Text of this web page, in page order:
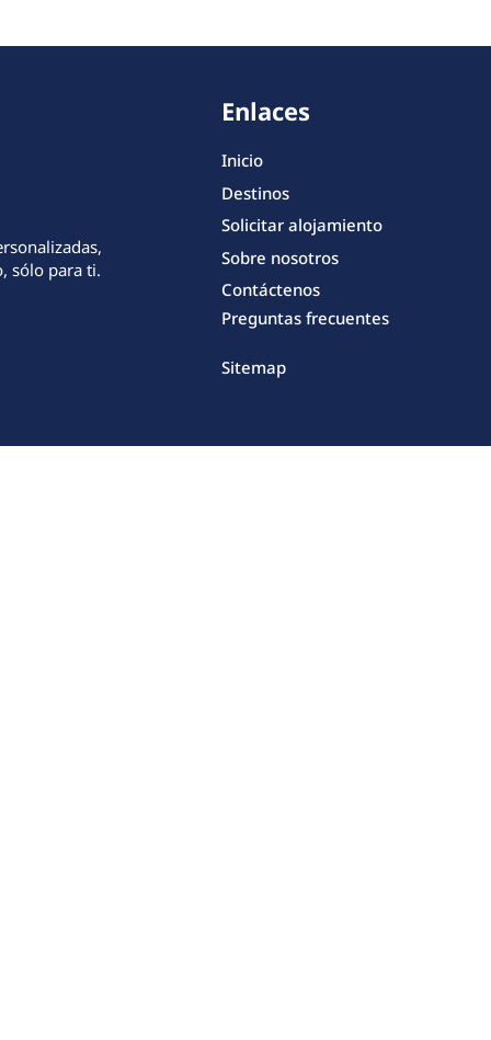
sólo para ti.
Enlaces
Inicio
Destinos
Solicitar alojamiento
Sobre nosotros
Contáctenos
Preguntas frecuentes
Sitemap